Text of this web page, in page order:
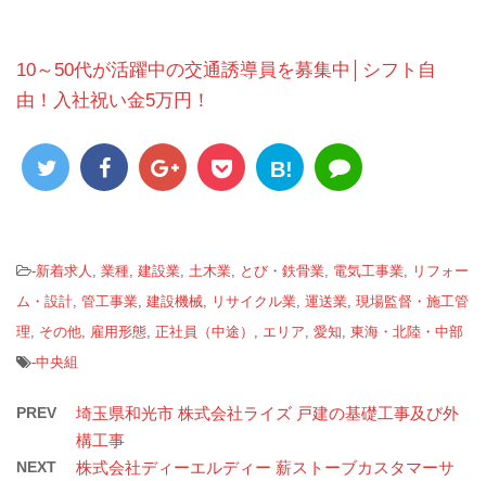
10～50代が活躍中の交通誘導員を募集中│シフト自
由！入社祝い金5万円！
B!
-新着求人 業種 建設業 土木業 とび・鉄骨業 電気工事業
リフォー
ム・設計 管工事業 建設機械 リサイクル業 運送業 現場監督・施工管
理
その他 雇用形態 正社員（中途） エリア 愛知 東海・北陸・中部
-中央組
PREV
埼玉県和光市 株式会社ライズ 戸建の基礎工事及び外
構工事
NEXT
株式会社ディーエルディー 薪ストーブカスタマーサ